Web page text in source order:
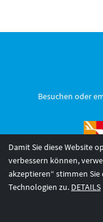
Besuchen oder
© 2026 Internationale
Damit Sie diese Website
verbessern können,
akzeptieren“ stimmen
Technologien zu. DETAILS